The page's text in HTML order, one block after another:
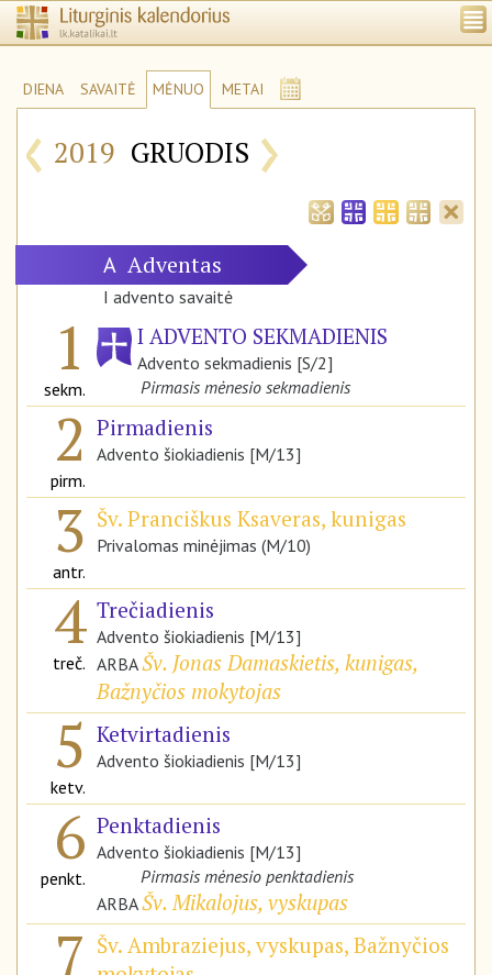
DIENA SAVAITĖ MĖNUO METAI
‹ 2019 GRUODIS ›
A Adventas
I advento savaitė
1
sekm.
I ADVENTO SEKMADIENIS
Advento sekmadienis [S/2]
Pirmasis mėnesio sekmadienis
2
pirm.
Pirmadienis
Advento šiokiadienis [M/13]
3
antr.
Šv. Pranciškus Ksaveras, kunigas
Privalomas minėjimas (M/10)
4
treč.
Trečiadienis
Advento šiokiadienis [M/13]
ARBAŠv. Jonas Damaskietis, kunigas,
Bažnyčios mokytojas
5
ketv.
Ketvirtadienis
Advento šiokiadienis [M/13]
6
penkt.
Penktadienis
Advento šiokiadienis [M/13]
Pirmasis mėnesio penktadienis
ARBAŠv. Mikalojus, vyskupas
7 Šv. Ambraziejus, vyskupas, Bažnyčios